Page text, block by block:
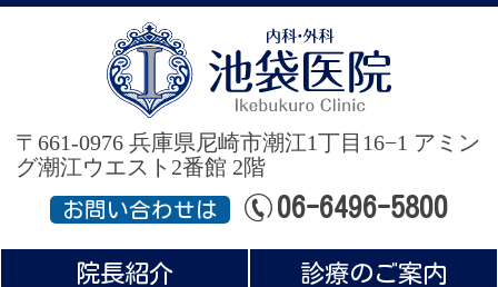
〒661-0976 兵庫県尼崎市潮江1丁目16−1 アミン
グ潮江ウエスト2番館 2階
お問い合わせは 06-6496-5800
院長紹介
診療のご案内